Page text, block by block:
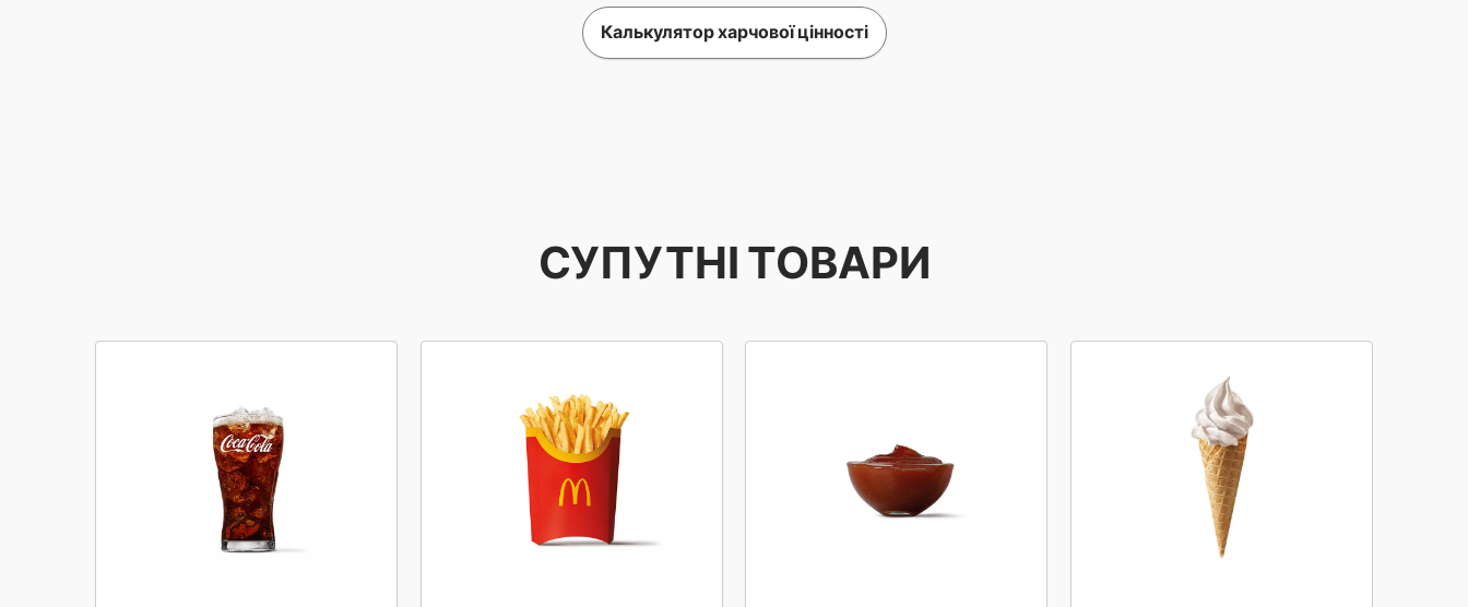
Калькулятор харчової цінності
СУПУТНІ ТОВАРИ